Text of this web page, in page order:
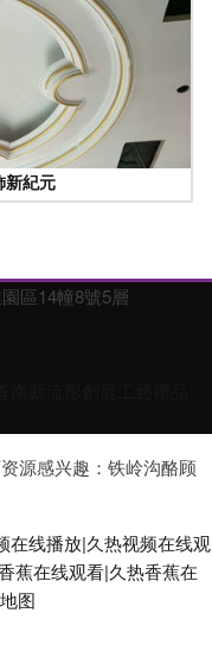
新紀元
區14幢8號5層
源感兴趣：铁岭沟酪顾
在线播放|久热视频在线观
蕉在线观看|久热香蕉在
图